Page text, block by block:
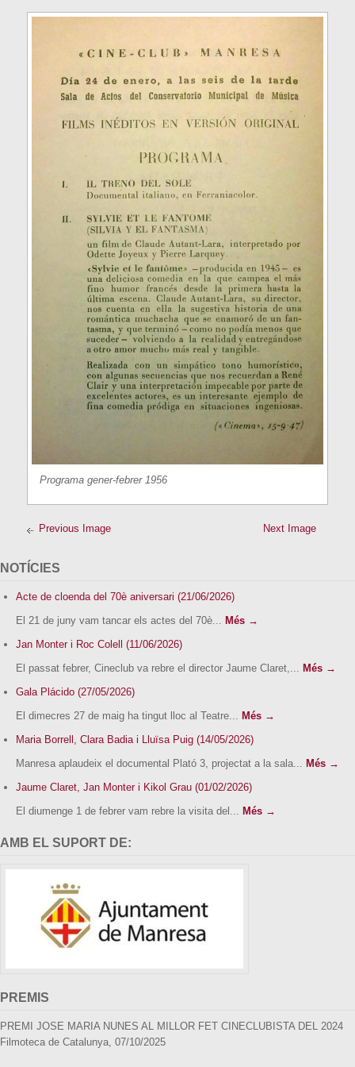
Programa gener-febrer 1956
Previous Image Next Image
NOTÍCIES
Acte de cloenda del 70è aniversari (21/06/2026)
El 21 de juny vam tancar els actes del 70è...
Més →
Jan Monter i Roc Colell (11/06/2026)
El passat febrer, Cineclub va rebre el director Jaume Claret,...
Més →
Gala Plácido (27/05/2026)
El dimecres 27 de maig ha tingut lloc al Teatre...
Més →
Maria Borrell, Clara Badia i Lluïsa Puig (14/05/2026)
Manresa aplaudeix el documental Plató 3, projectat a la sala...
Més →
Jaume Claret, Jan Monter i Kikol Grau (01/02/2026)
El diumenge 1 de febrer vam rebre la visita del...
Més →
AMB EL SUPORT DE:
PREMIS
PREMI JOSE MARIA NUNES AL MILLOR FET CINECLUBISTA DEL 2024
Filmoteca de Catalunya, 07/10/2025